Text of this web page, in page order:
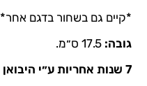
*קיים גם בשחור בדגם אחר*
גובה:17.5 ס״מ.
7 שנות אחריות ע״י היבואן ״פאר נשר״